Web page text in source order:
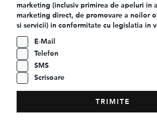
marketing (inclusiv primirea de apeluri in
marketing direct, de promovare a noilor
si servicii) in conformitate cu legislatia in
E-Mail
Telefon
SMS
Scrisoare